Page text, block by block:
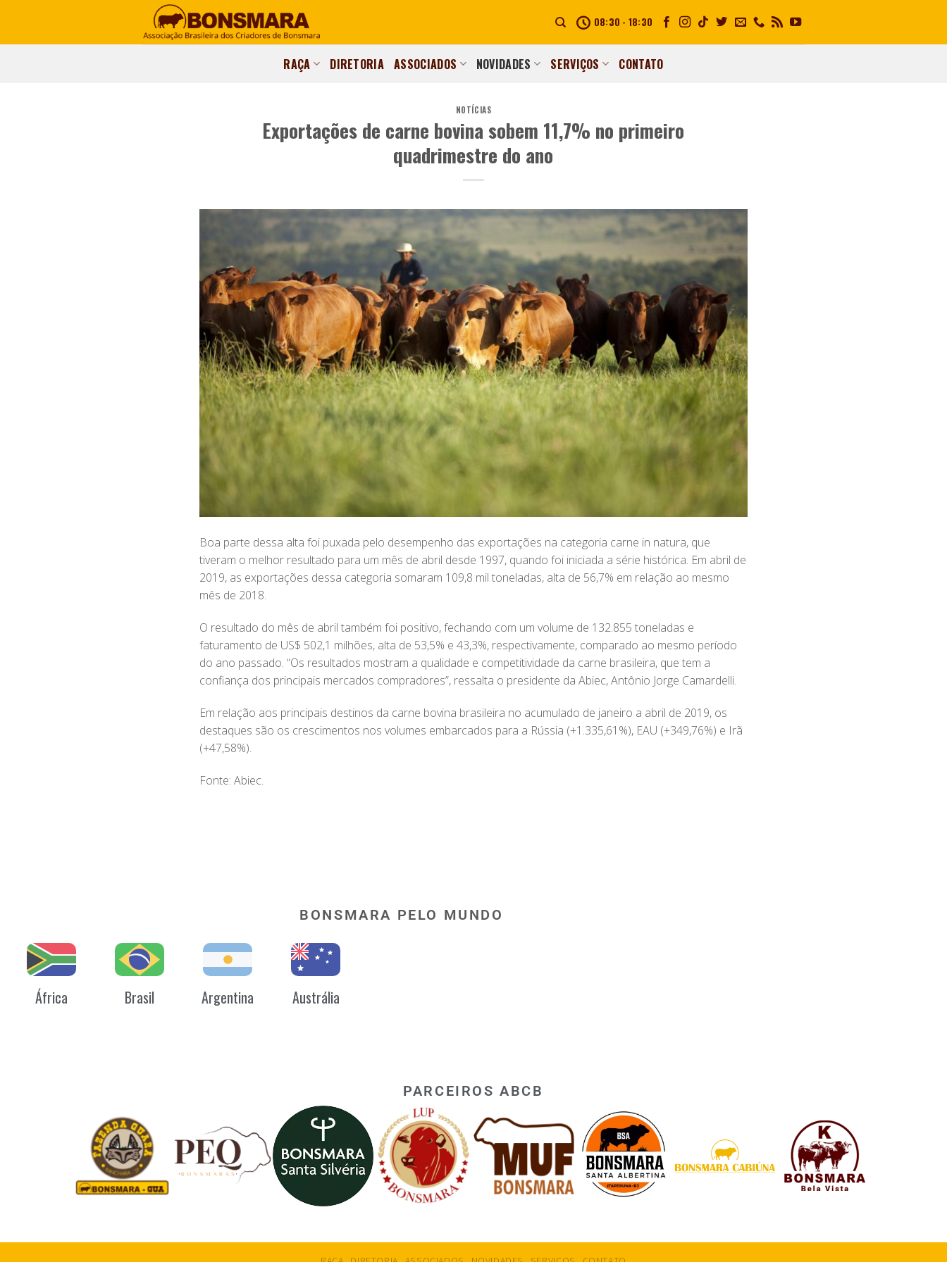
08:30 - 18:30
RAÇA DIRETORIA ASSOCIADOS NOVIDADES SERVIÇOS CONTATO
NOTÍCIAS
Exportações de carne bovina sobem 11,7% no primeiro
quadrimestre do ano
Boa parte dessa alta foi puxada pelo desempenho das exportações na categoria carne in natura, que
tiveram o melhor resultado para um mês de abril desde 1997, quando foi iniciada a série histórica. Em abril de
2019, as exportações dessa categoria somaram 109,8 mil toneladas, alta de 56,7% em relação ao mesmo
mês de 2018.
O resultado do mês de abril também foi positivo, fechando com um volume de 132.855 toneladas e
faturamento de US$ 502,1 milhões, alta de 53,5% e 43,3%, respectivamente, comparado ao mesmo período
do ano passado. “Os resultados mostram a qualidade e competitividade da carne brasileira, que tem a
confiança dos principais mercados compradores”, ressalta o presidente da Abiec, Antônio Jorge Camardelli.
Em relação aos principais destinos da carne bovina brasileira no acumulado de janeiro a abril de 2019, os
destaques são os crescimentos nos volumes embarcados para a Rússia (+1.335,61%), EAU (+349,76%) e Irã
(+47,58%).
Fonte: Abiec.
BONSMARA PELO MUNDO
África Brasil Argentina Austrália
PARCEIROS ABCB